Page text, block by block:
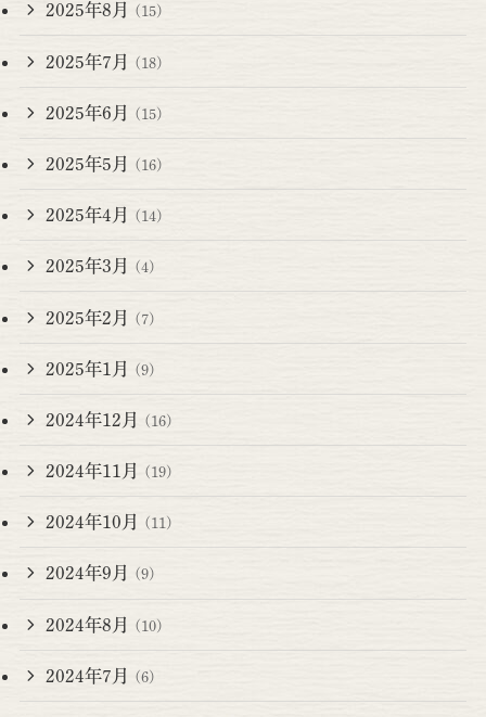
2025年8月 (15)
2025年7月 (18)
2025年6月 (15)
2025年5月 (16)
2025年4月 (14)
2025年3月 (4)
2025年2月 (7)
2025年1月 (9)
2024年12月 (16)
2024年11月 (19)
2024年10月 (11)
2024年9月 (9)
2024年8月 (10)
2024年7月 (6)